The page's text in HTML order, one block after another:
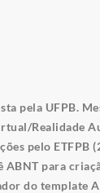
pela UFPB.
Realidade
pelo ETFPB
ABNT para
do template